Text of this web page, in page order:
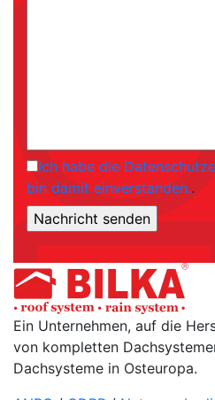
Ich habe die
bin damit einverstanden..
Ein Unternehmen, auf die
von kompletten
Dachsysteme in Osteuropa.